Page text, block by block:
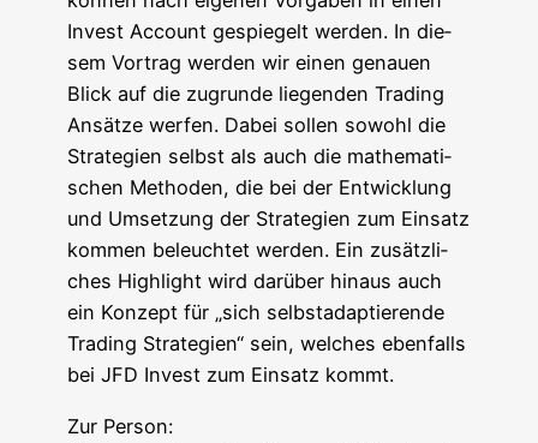
Invest Account gespie­gelt wer­den. In die­
sem Vor­trag wer­den wir einen genau­en
Blick auf die zugrun­de lie­gen­den Tra­ding
Ansät­ze wer­fen. Dabei sol­len sowohl die
Stra­te­gien selbst als auch die mathe­ma­ti­
schen Metho­den, die bei der Ent­wick­lung
und Umset­zung der Stra­te­gien zum Ein­satz
kom­men beleuch­tet wer­den. Ein zusätz­li­
ches High­light wird dar­über hin­aus auch
ein Kon­zept für „sich selbst­ad­ap­tie­ren­de
Tra­ding Stra­te­gien“ sein, wel­ches eben­falls
bei JFD Invest zum Ein­satz kommt.
Zur Per­son: